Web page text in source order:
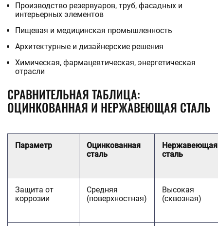
Производство резервуаров, труб, фасадных и
интерьерных элементов
Пищевая и медицинская промышленность
Архитектурные и дизайнерские решения
Химическая, фармацевтическая, энергетическая
отрасли
СРАВНИТЕЛЬНАЯ ТАБЛИЦА:
ОЦИНКОВАННАЯ И НЕРЖАВЕЮЩАЯ СТАЛЬ
Параметр
Оцинкованная
сталь
Нержавеющая
сталь
Защита от
коррозии
Средняя
(поверхностная)
Высокая
(сквозная)